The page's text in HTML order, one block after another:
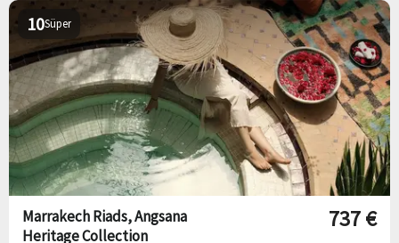
Süper
10
Marrakech Riads, Angsana
Heritage Collection
737 €